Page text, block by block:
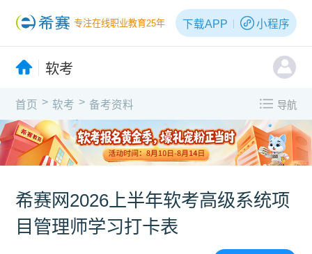
专注在线职业教育25年 下载APP 小程序
软考
首页 > 软考 > 备考资料 导航
希赛网2026上半年软考高级系统项
目管理师学习打卡表